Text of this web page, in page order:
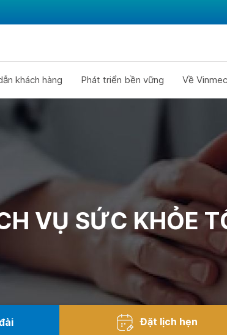
khách hàng Phát triển bền vững Về Vinmec
VỤ SỨC KHỎE
Đặt lịch hẹn